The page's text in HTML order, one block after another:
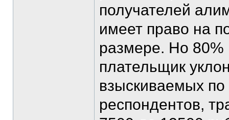
получателей
имеет право на
размере. Но 80%
плательщик
взыскиваемых
респондентов,